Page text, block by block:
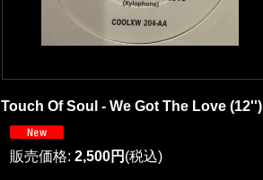
Touch Of Soul - We Got The Love
販売価格: 2,500円 (税込)